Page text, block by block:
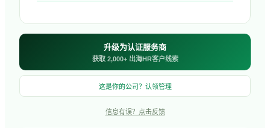
升级为认证服务商
获取 2,000+ 出海HR客户线索
这是你的公司？认领管理
信息有误？点击反馈